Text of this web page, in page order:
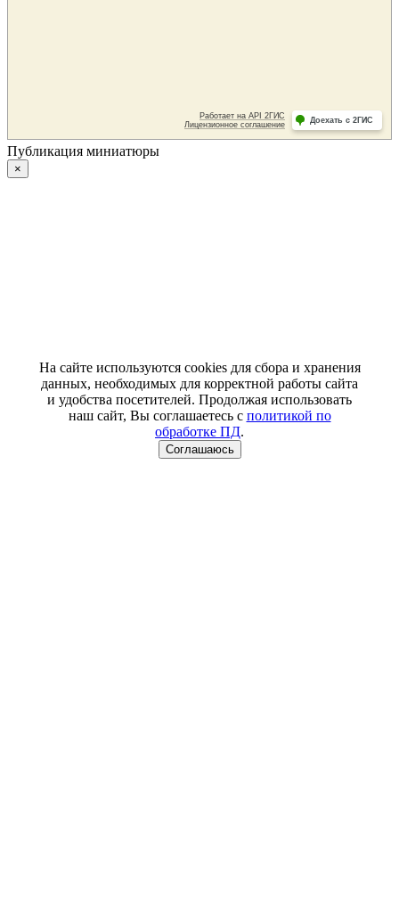
Публикация миниатюры
×
На сайте используются cookies для сбора и хранения
данных, необходимых для корректной работы сайта
и удобства посетителей. Продолжая использовать
наш сайт, Вы соглашаетесь с политикой по
обработке ПД.
Соглашаюсь